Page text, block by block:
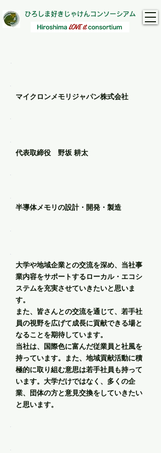
ひろしま好きじゃけんコンソーシアム
マイクロンメモリジャパン株式会社
代表取締役 野坂 耕太
半導体メモリの設計・開発・製造
大学や地域企業との交流を深め、当社事
業内容をサポートするローカル・エコシ
ステムを充実させていきたいと思いま
す。
また、皆さんとの交流を通じて、若手社
員の視野を広げて成長に貢献できる場と
なることを期待しています。
当社は、国際色に富んだ従業員と社風を
持っています。また、地域貢献活動に積
極的に取り組む意思は若手社員も持って
います。大学だけではなく、多くの企
業、団体の方と意見交換をしていきたい
と思います。